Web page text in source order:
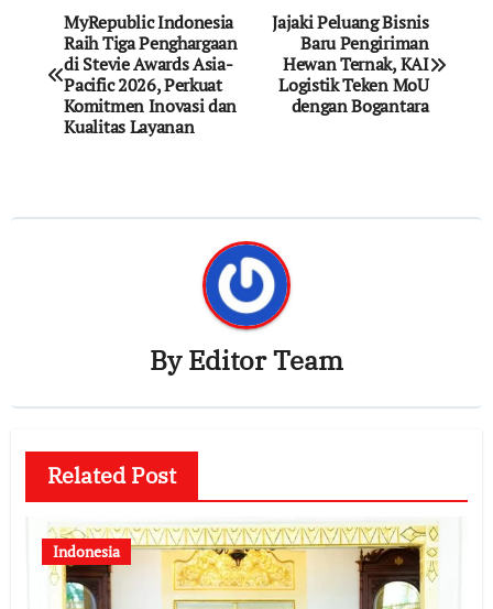
Post
navigation
MyRepublic Indonesia
Raih Tiga Penghargaan
di Stevie Awards Asia-
Pacific 2026, Perkuat
Komitmen Inovasi dan
Kualitas Layanan
Jajaki Peluang Bisnis
Baru Pengiriman
Hewan Ternak, KAI
Logistik Teken MoU
dengan Bogantara
ByEditor Team
Related Post
Indonesia